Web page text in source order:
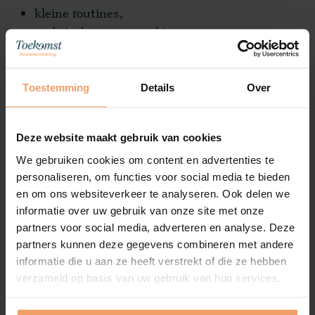
Toestemming Details Over
Deze website maakt gebruik van cookies
We gebruiken cookies om content en advertenties te
personaliseren, om functies voor social media te bieden
en om ons websiteverkeer te analyseren. Ook delen we
informatie over uw gebruik van onze site met onze
partners voor social media, adverteren en analyse. Deze
partners kunnen deze gegevens combineren met andere
informatie die u aan ze heeft verstrekt of die ze hebben
verzameld op basis van uw gebruik van hun services.
kleine routines,
praktische samenwerking,
ontspannen aanwezigheid.
Daar leert het zenuwstelsel:
Wanneer stel je iemand voor aan
vrienden?
Veel mensen maken van deze stap een zwaar
symbolisch moment, terwijl het juist heel helpend
kan zijn om iemand relatief vroeg in je sociale
wereld te ontmoeten.
waardevolle informatie geven: